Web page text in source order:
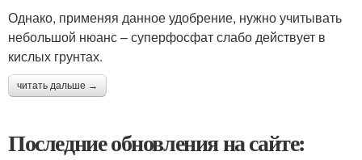
Однако, применяя данное удобрение, нужно учитывать
небольшой нюанс – суперфосфат слабо действует в
кислых грунтах.
читать дальше →
Последние обновления на сайте: